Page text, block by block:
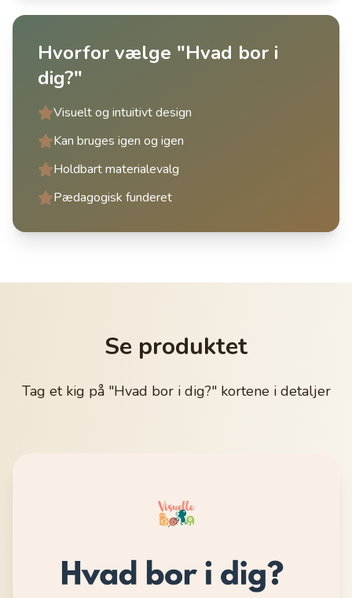
Hvorfor vælge "Hvad bor i
dig?"
Visuelt og intuitivt design
Kan bruges igen og igen
Holdbart materialevalg
Pædagogisk funderet
Se produktet
Tag et kig på "Hvad bor i dig?" kortene i detaljer